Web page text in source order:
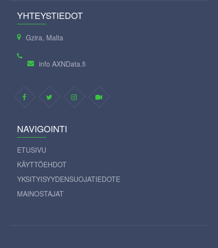
YHTEYSTIEDOT
Gzira, Malta
info AXNData.fi
NAVIGOINTI
ETUSIVU
KÄYTTÖEHDOT
YKSITYISYYDENSUOJATIEDOTE
MAINOSTAJAT